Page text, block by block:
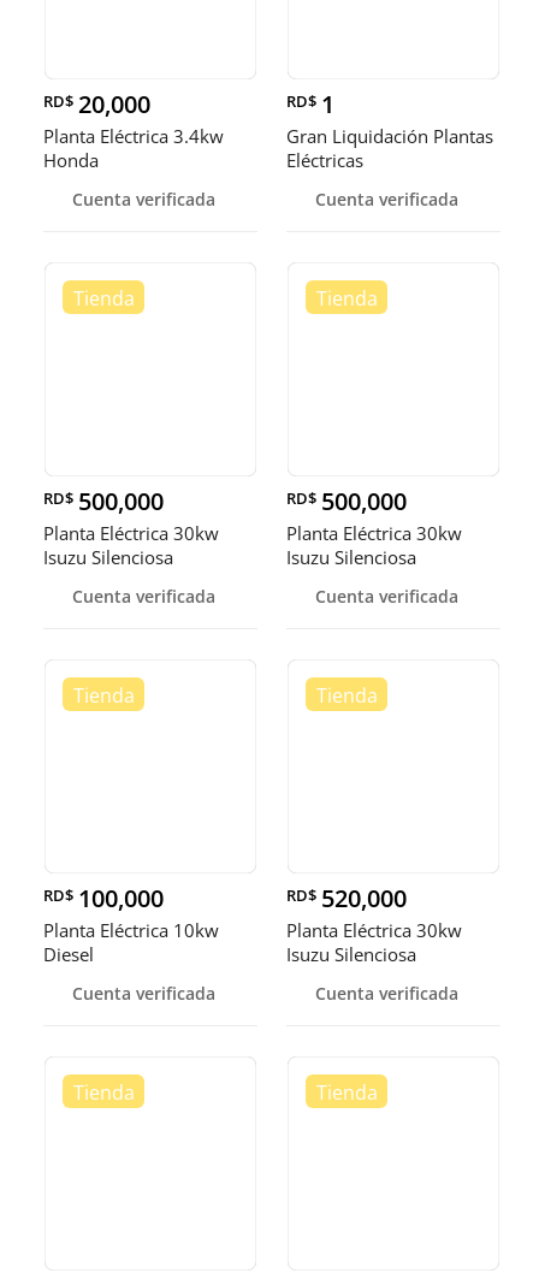
RD$ 20,000
Planta Eléctrica 3.4kw
Honda
Cuenta verificada
RD$ 1
Gran Liquidación Plantas
Eléctricas
Cuenta verificada
RD$ 500,000
Planta Eléctrica 30kw
Isuzu Silenciosa
Cuenta verificada
RD$ 500,000
Planta Eléctrica 30kw
Isuzu Silenciosa
Cuenta verificada
RD$ 100,000
Planta Eléctrica 10kw
Diesel
Cuenta verificada
RD$ 520,000
Planta Eléctrica 30kw
Isuzu Silenciosa
Cuenta verificada